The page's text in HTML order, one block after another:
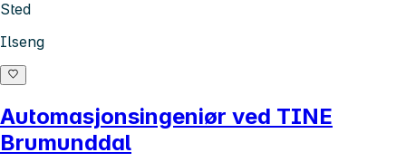
Sted
Ilseng
Automasjonsingeniør ved TINE
Brumunddal